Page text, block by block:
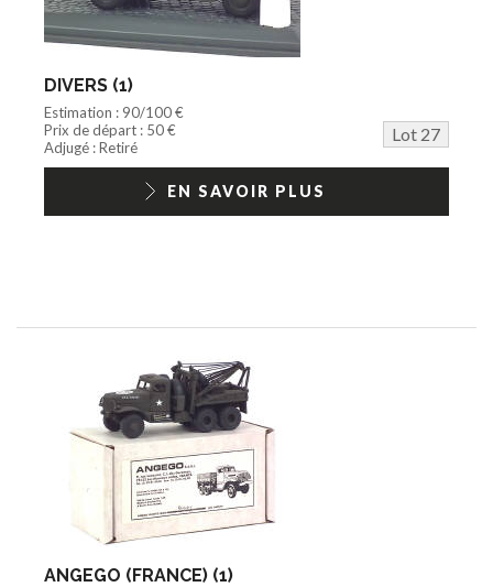
DIVERS (1)
Estimation : 90/100 €
Prix de départ : 50 €
Lot 27
Adjugé : Retiré
EN SAVOIR PLUS
ANGEGO (FRANCE) (1)